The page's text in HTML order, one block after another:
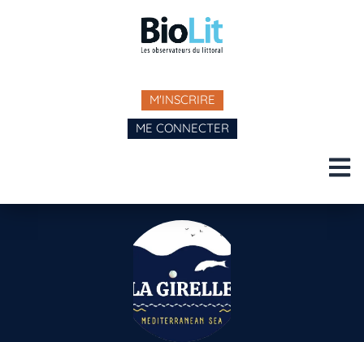
M'INSCRIRE
ME CONNECTER